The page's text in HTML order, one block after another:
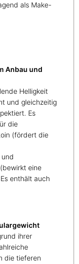
als Make-
Anbau und
Helligkeit
und gleichzeitig
Es
die
(fördert die
eine
enthält auch
ihrer
die tieferen